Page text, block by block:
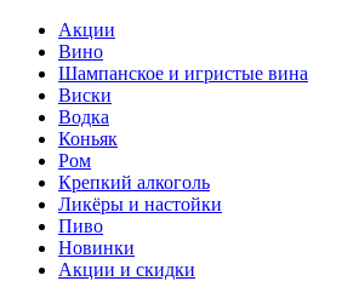
Акции
Вино
Шампанское и игристые вина
Виски
Водка
Коньяк
Ром
Крепкий алкоголь
Ликёры и настойки
Пиво
Новинки
Акции и скидки